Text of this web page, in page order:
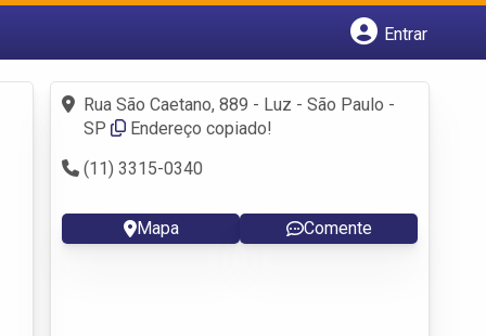
Entrar
Fazer login
Criar conta
Rua São Caetano, 889 - Luz - São Paulo -
SP
Endereço copiado!
(11) 3315-0340
Mapa Comente